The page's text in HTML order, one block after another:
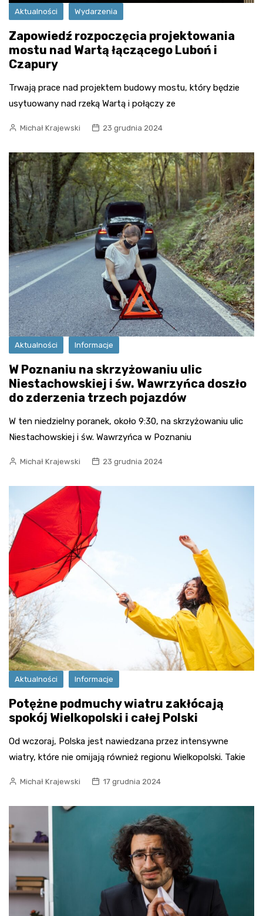
Aktualności Wydarzenia
Zapowiedź rozpoczęcia projektowania
mostu nad Wartą łączącego Luboń i
Czapury
Trwają prace nad projektem budowy mostu, który będzie
usytuowany nad rzeką Wartą i połączy ze
Michał Krajewski 23 grudnia 2024
Aktualności Informacje
W Poznaniu na skrzyżowaniu ulic
Niestachowskiej i św. Wawrzyńca doszło
do zderzenia trzech pojazdów
W ten niedzielny poranek, około 9:30, na skrzyżowaniu ulic
Niestachowskiej i św. Wawrzyńca w Poznaniu
Michał Krajewski 23 grudnia 2024
Aktualności Informacje
Potężne podmuchy wiatru zakłócają
spokój Wielkopolski i całej Polski
Od wczoraj, Polska jest nawiedzana przez intensywne
wiatry, które nie omijają również regionu Wielkopolski. Takie
Michał Krajewski 17 grudnia 2024